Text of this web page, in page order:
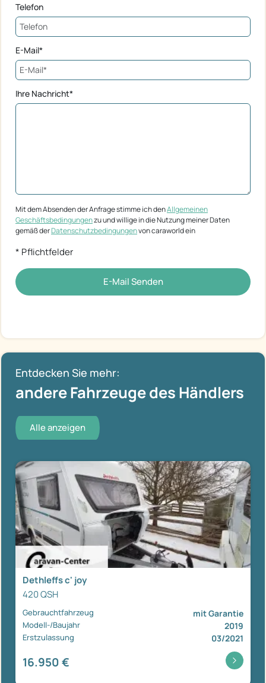
Telefon
E-Mail*
Ihre Nachricht*
Mit dem Absenden der Anfrage stimme ich denAllgemeinen
Geschäftsbedingungenzu und willige in die Nutzung meiner Daten
gemäß derDatenschutzbedingungenvon caraworld ein
* Pflichtfelder
E-Mail Senden
Entdecken Sie mehr:
andere Fahrzeuge des Händlers
Alle anzeigen
Dethleffs c' joy
420 QSH
Gebrauchtfahrzeug mit Garantie
Modell-/Baujahr 2019
Erstzulassung 03/2021
16.950 €